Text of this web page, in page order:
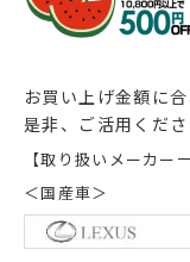
お買い上げ金額に
是非、ご活用くだ
【取り扱いメーカー一
＜国産車＞